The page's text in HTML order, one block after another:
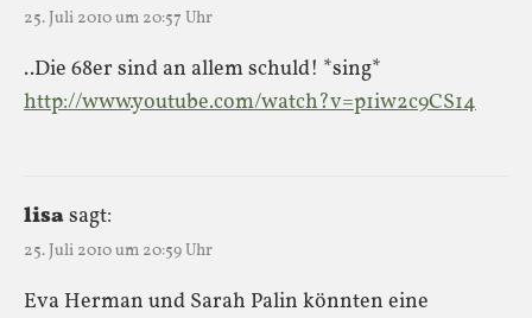
25. Juli 2010 um 20:57 Uhr
..Die 68er sind an allem schuld! *sing*
http://www.youtube.com/watch?v=p1iw2c9CS14
lisasagt:
25. Juli 2010 um 20:59 Uhr
Eva Herman und Sarah Palin könnten eine